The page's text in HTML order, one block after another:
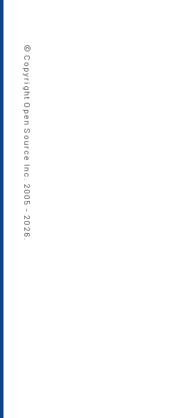
© Copyright Open Source Inc. 2005 -
2026.